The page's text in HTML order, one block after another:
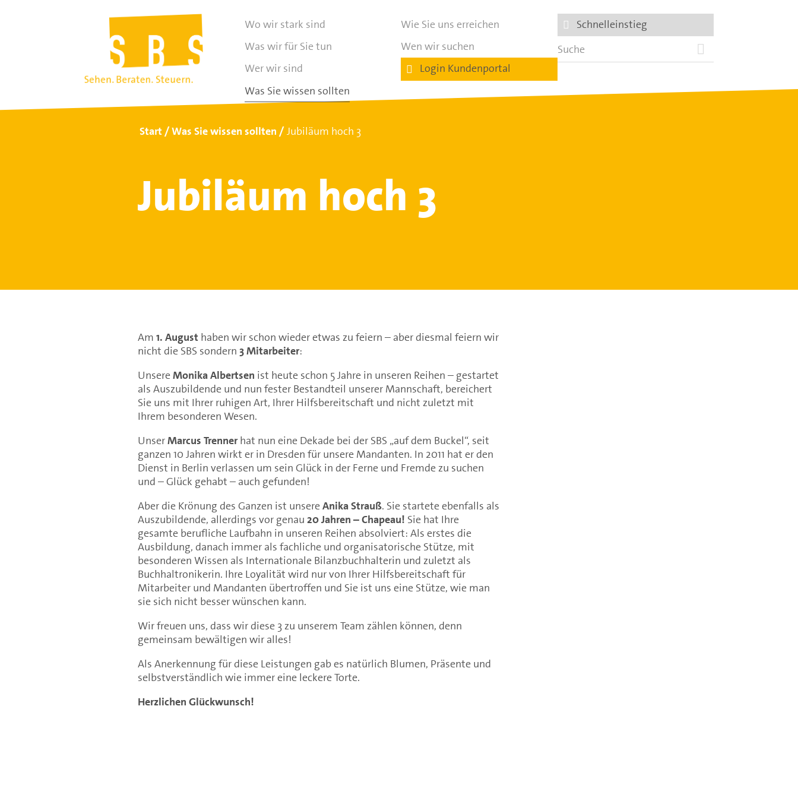
Wo wir stark sind
Was wir für Sie tun
Wer wir sind
Was Sie wissen sollten
Wie Sie uns erreichen
Wen wir suchen
Login Kundenportal
Schnelleinstieg
Start Was Sie wissen sollten Jubiläum hoch 3
Jubiläum hoch 3
Am 1. August haben wir schon wieder etwas zu feiern – aber diesmal feiern wir
nicht die SBS sondern 3 Mitarbeiter:
UnsereMonika Albertsen ist heute schon 5 Jahre in unseren Reihen – gestartet
als Auszubildende und nun fester Bestandteil unserer Mannschaft, bereichert
Sie uns mit Ihrer ruhigen Art, Ihrer Hilfsbereitschaft und nicht zuletzt mit
Ihrem besonderen Wesen.
UnserMarcus Trenner hat nun eine Dekade bei der SBS „auf dem Buckel“, seit
ganzen 10 Jahren wirkt er in Dresden für unsere Mandanten. In 2011 hat er den
Dienst in Berlin verlassen um sein Glück in der Ferne und Fremde zu suchen
und – Glück gehabt – auch gefunden!
Aber die Krönung des Ganzen ist unsereAnika Strauß. Sie startete ebenfalls als
Auszubildende, allerdings vor genau 20 Jahren – Chapeau! Sie hat Ihre
gesamte berufliche Laufbahn in unseren Reihen absolviert: Als erstes die
Ausbildung, danach immer als fachliche und organisatorische Stütze, mit
besonderen Wissen als Internationale Bilanzbuchhalterin und zuletzt als
Buchhaltronikerin. Ihre Loyalität wird nur von Ihrer Hilfsbereitschaft für
Mitarbeiter und Mandanten übertroffen und Sie ist uns eine Stütze, wie man
sie sich nicht besser wünschen kann.
Wir freuen uns, dass wir diese 3 zu unserem Team zählen können, denn
gemeinsam bewältigen wir alles!
Als Anerkennung für diese Leistungen gab es natürlich Blumen, Präsente und
selbstverständlich wie immer eine leckere Torte.
Herzlichen Glückwunsch!